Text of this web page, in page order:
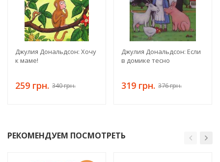
Джулия Дональдсон: Хочу
к маме!
259 грн. 340 грн.
Джулия Дональдсон: Если
в домике тесно
319 грн. 376 грн.
РЕКОМЕНДУЕМ ПОСМОТРЕТЬ